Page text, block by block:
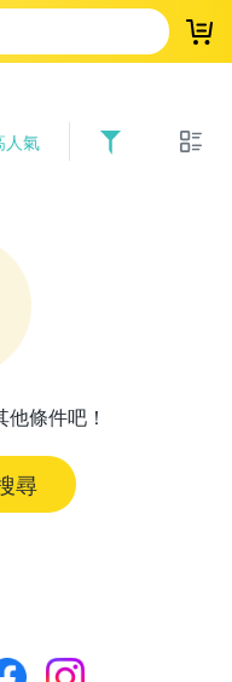
登
人氣
條件吧！
尋